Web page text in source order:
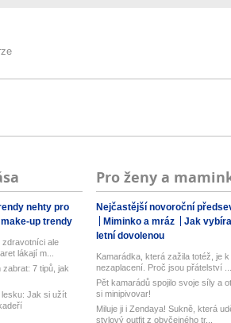
nehty pro
make-up trendy
zdravotníci ale
lákají m...
zabrat: 7 tipů, jak
Jak si užít
Pro ženy a
Nejčastější novoroční
Miminko a mráz
Jak
letní dovolenou
Kamarádka, která zažila totéž, je k
nezaplacení. Proč jsou přátelství ...
Pět kamarádů spojilo svoje síly a
si minipivovar!
Miluje ji i Zendaya! Sukně, která
stylový outfit z obyčejného tr...